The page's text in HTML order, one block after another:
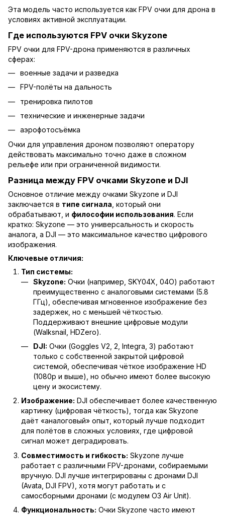
Эта модель часто используется как FPV очки для дрона в
условиях активной эксплуатации.
Где используются FPV очки Skyzone
FPV очки для FPV-дрона применяются в различных
сферах:
военные задачи и разведка
FPV-полёты на дальность
тренировка пилотов
технические и инженерные задачи
аэрофотосъёмка
Очки для управления дроном позволяют оператору
действовать максимально точно даже в сложном
рельефе или при ограниченной видимости.
Разница между FPV очками Skyzone и DJI
Основное отличие между очками Skyzone и DJI
заключается в типе сигнала , который они
обрабатывают, и философии использования. Если
кратко: Skyzone — это универсальность и скорость
аналога, а DJI — это максимальное качество цифрового
изображения.
Ключевые отличия:
Тип системы:
Skyzone: Очки (например, SKY04X, 04O) работают
преимущественно с аналоговыми системами (5.8
ГГц), обеспечивая мгновенное изображение без
задержек, но с меньшей чёткостью.
Поддерживают внешние цифровые модули
(Walksnail, HDZero).
DJI: Очки (Goggles V2, 2, Integra, 3) работают
только с собственной закрытой цифровой
системой, обеспечивая чёткое изображение HD
(1080p и выше), но обычно имеют более высокую
цену и экосистему.
Изображение: DJI обеспечивает более качественную
картинку (цифровая чёткость), тогда как Skyzone
даёт «аналоговый» опыт, который лучше подходит
для полётов в сложных условиях, где цифровой
сигнал может деградировать.
Совместимость и гибкость: Skyzone лучше
работает с различными FPV-дронами, собираемыми
вручную. DJI лучше интегрированы с дронами DJI
(Avata, DJI FPV), хотя могут работать и с
самосборными дронами (с модулем O3 Air Unit).
Функциональность: Очки Skyzone часто имеют